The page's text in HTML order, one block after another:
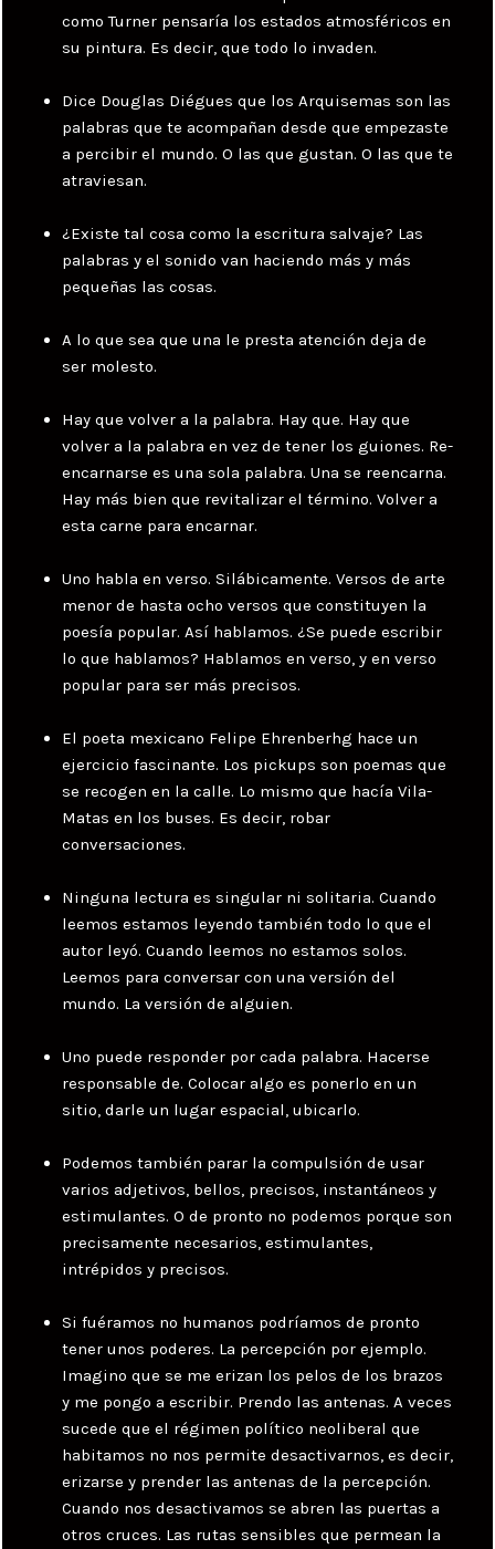
como Turner pensaría los estados atmosféricos en
su pintura. Es decir, que todo lo invaden.
Dice Douglas Diégues que los Arquisemas son las
palabras que te acompañan desde que empezaste
a percibir el mundo. O las que gustan. O las que te
atraviesan.
¿Existe tal cosa como la escritura salvaje? Las
palabras y el sonido van haciendo más y más
pequeñas las cosas.
A lo que sea que una le presta atención deja de
ser molesto.
Hay que volver a la palabra. Hay que. Hay que
volver a la palabra en vez de tener los guiones. Re-
encarnarse es una sola palabra. Una se reencarna.
Hay más bien que revitalizar el término. Volver a
esta carne para encarnar.
Uno habla en verso. Silábicamente. Versos de arte
menor de hasta ocho versos que constituyen la
poesía popular. Así hablamos. ¿Se puede escribir
lo que hablamos? Hablamos en verso, y en verso
popular para ser más precisos.
El poeta mexicano Felipe Ehrenberhg hace un
ejercicio fascinante. Los pickups son poemas que
se recogen en la calle. Lo mismo que hacía Vila-
Matas en los buses. Es decir, robar
conversaciones.
Ninguna lectura es singular ni solitaria. Cuando
leemos estamos leyendo también todo lo que el
autor leyó. Cuando leemos no estamos solos.
Leemos para conversar con una versión del
mundo. La versión de alguien.
Uno puede responder por cada palabra. Hacerse
responsable de. Colocar algo es ponerlo en un
sitio, darle un lugar espacial, ubicarlo.
Podemos también parar la compulsión de usar
varios adjetivos, bellos, precisos, instantáneos y
estimulantes. O de pronto no podemos porque son
precisamente necesarios, estimulantes,
intrépidos y precisos.
Si fuéramos no humanos podríamos de pronto
tener unos poderes. La percepción por ejemplo.
Imagino que se me erizan los pelos de los brazos
y me pongo a escribir. Prendo las antenas. A veces
sucede que el régimen político neoliberal que
habitamos no nos permite desactivarnos, es decir,
erizarse y prender las antenas de la percepción.
Cuando nos desactivamos se abren las puertas a
otros cruces. Las rutas sensibles que permean la